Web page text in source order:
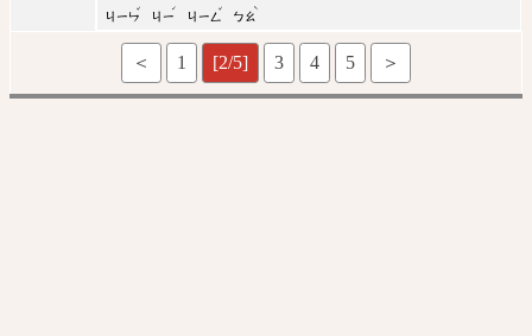
ㄐㄧㄣ
ˇ
ㄐㄧ
ˊ
ㄐㄧㄥ
ˇ
ㄅㄠ
ˋ
＜ 1 [2/5] 3 4 5 ＞